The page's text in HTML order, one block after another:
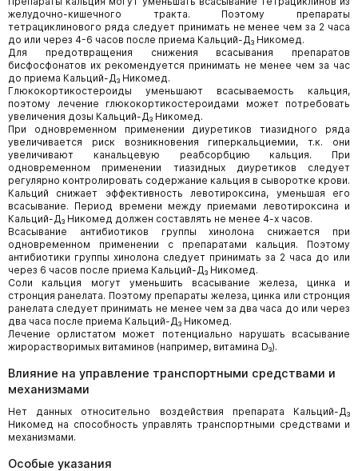
желудочно-кишечного тракта. Поэтому препараты
тетрациклинового ряда следует принимать не менее чем за 2 часа
до или через 4-6 часов после приема Кальций-Д₃ Никомед.
Для предотвращения снижения всасывания препаратов
бисфосфонатов их рекомендуется принимать не менее чем за час
до приема Кальций-Д₃ Никомед.
Глюкокортикостероиды уменьшают всасываемость кальция,
поэтому лечение глюкокортикостероидами может потребовать
увеличения дозы Кальций-Д₃ Никомед.
При одновременном применении диуретиков тиазидного ряда
увеличивается риск возникновения гиперкальциемии, т.к. они
увеличивают канальцевую реабсорбцию кальция. При
одновременном применении тиазидных диуретиков следует
регулярно контролировать содержание кальция в сыворотке крови.
Кальций снижает эффективность левотироксина, уменьшая его
всасывание. Период времени между приемами левотироксина и
Кальций-Д₃ Никомед должен составлять не менее 4-х часов.
Всасывание антибиотиков группы хинолона снижается при
одновременном применении с препаратами кальция. Поэтому
антибиотики группы хинолона следует принимать за 2 часа до или
через 6 часов после приема Кальций-Д₃ Никомед.
Соли кальция могут уменьшить всасывание железа, цинка и
стронция ранелата. Поэтому препараты железа, цинка или стронция
ранелата следует принимать не менее чем за два часа до или через
два часа после приема Кальций-Д₃ Никомед.
Лечение орлистатом может потенциально нарушать всасывание
жирорастворимых витаминов (например, витамина D₃).
Влияние на управление транспортными средствами и
механизмами
Нет данных относительно воздействия препарата Кальций-Д₃
Никомед на способность управлять транспортными средствами и
механизмами.
Особые указания